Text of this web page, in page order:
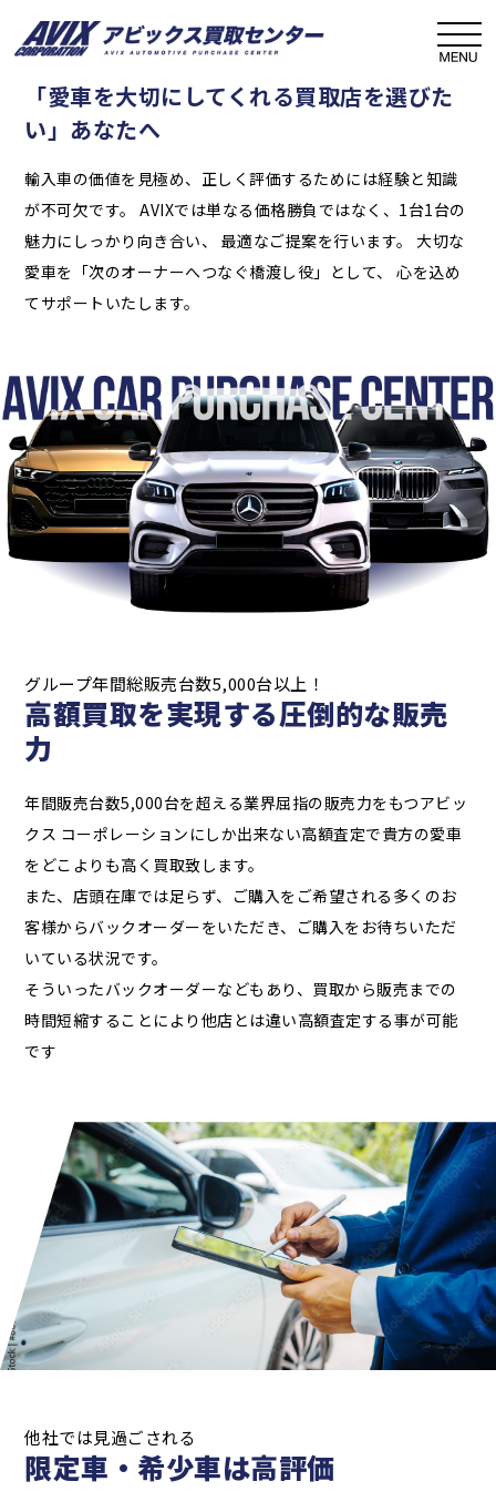
高級輸入車の買取なら、実績と信頼の「AVIX買取センタ
ー」へ
相場を超えるのは
長年の経験と実績
輸入車専門店の価値を正しく見抜く専門査定
「愛車を大切にしてくれる買取店を選びた
い」あなたへ
輸入車の価値を見極め、正しく評価するためには経験と知識
が不可欠です。
AVIXでは単なる価格勝負ではなく、1台1台の
魅力にしっかり向き合い、
最適なご提案を行います。
大切な
愛車を「次のオーナーへつなぐ橋渡し役」として、
心を込め
てサポートいたします。
グループ年間総販売台数5,000台以上！
高額買取を実現する圧倒的な販売
力
年間販売台数5,000台を超える業界屈指の販売力をもつアビッ
クス コーポレーションにしか出来ない高額査定で貴方の愛車
をどこよりも高く買取致します。
また、店頭在庫では足らず、ご購入をご希望される多くのお
客様からバックオーダーをいただき、ご購入をお待ちいただ
いている状況です。
そういったバックオーダーなどもあり、買取から販売までの
時間短縮することにより他店とは違い高額査定する事が可能
です
他社では見過ごされる
限定車・希少車は高評価